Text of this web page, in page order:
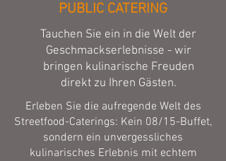
PUBLIC CATERING
Tauchen Sie ein in die Welt der
Geschmackserlebnisse - wir
bringen kulinarische Freuden
direkt zu Ihren Gästen.
Erleben Sie die aufregende Welt des
Streetfood-Caterings: Kein 08/15-Buffet,
sondern ein unvergessliches
kulinarisches Erlebnis mit echtem